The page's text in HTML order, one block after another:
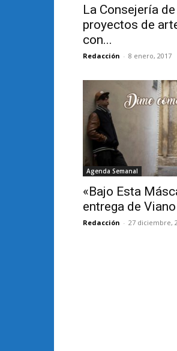
La Consejería
proyectos de
con...
Redacción - 8 enero, 2017
Agenda Semanal
«Bajo Esta
entrega de Viano
Redacción - 27 diciembre,